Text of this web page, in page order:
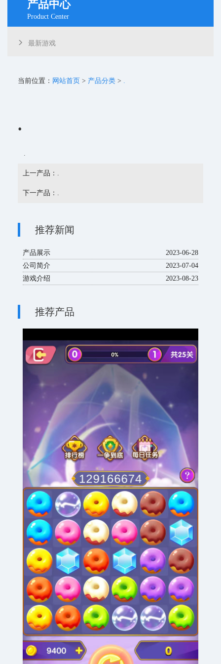
北京中易天下科技有限公司
产品中心
Product Center
最新游戏
当前位置： 网站首页 > 产品分类> .
.
.
上一产品：.
下一产品：.
推荐新闻
2023-06-28
产品展示
2023-07-04
公司简介
2023-08-23
游戏介绍
推荐产品